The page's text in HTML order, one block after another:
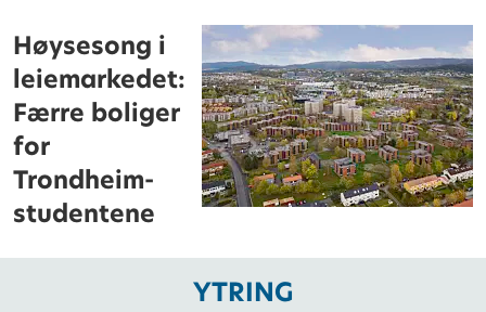
Høysesong i
leiemarkedet:
Færre boliger
for
Trondheim-
studentene
YTRING